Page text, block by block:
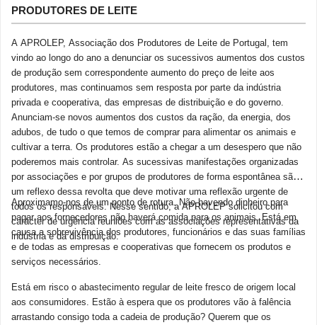
PRODUTORES DE LEITE
A APROLEP, Associação dos Produtores de Leite de Portugal, tem
vindo ao longo do ano a denunciar os sucessivos aumentos dos custos
de produção sem correspondente aumento do preço de leite aos
produtores, mas continuamos sem resposta por parte da indústria
privada e cooperativa, das empresas de distribuição e do governo.
Anunciam-se novos aumentos dos custos da ração, da energia, dos
adubos, de tudo o que temos de comprar para alimentar os animais e
cultivar a terra. Os produtores estão a chegar a um desespero que não
poderemos mais controlar. As sucessivas manifestações organizadas
por associações e por grupos de produtores de forma espontânea são
um reflexo dessa revolta que deve motivar uma reflexão urgente de
todos os responsáveis. Nesse sentido, a APROLEP solicitou com
carácter de urgência reuniões com as associações representativas da
indústria e da distribuição.
Aproximamo-nos de um ponto de rotura. Não havendo dinheiro para
pagar aos fornecedores não haverá comida para os animais. Está em
causa a sobrevivência dos produtores, funcionários e das suas famílias
e de todas as empresas e cooperativas que fornecem os produtos e
serviços necessários.
Está em risco o abastecimento regular de leite fresco de origem local
aos consumidores. Estão à espera que os produtores vão à falência
arrastando consigo toda a cadeia de produção? Querem que os